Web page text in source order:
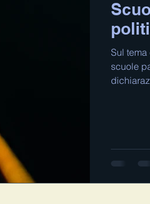
Sul
scuole